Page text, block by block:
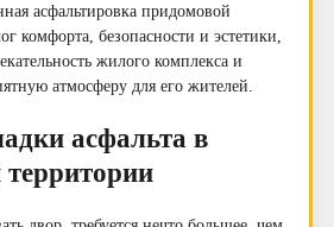
асфальтировка придомовой
комфорта, безопасности и эстетики,
жилого комплекса и
атмосферу для его жителей.
асфальта в